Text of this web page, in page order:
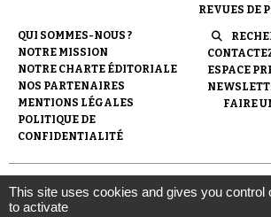
Demander à Vera
REVUES DE
QUI SOMMES-NOUS ?
NOTRE MISSION
NOTRE CHARTE ÉDITORIALE
NOS PARTENAIRES
MENTIONS LÉGALES
POLITIQUE DE
CONFIDENTIALITÉ
ESPACE
FAIRE
© 2007- 2026 Conspiracy Watch | Une
l'Observatoire du conspirationnisme (association loi
le soutien de la Fondation pour la Mémoire de la
This site uses cookies and gives you control
to activate